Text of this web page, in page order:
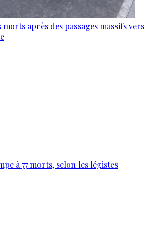
après des passages massifs vers
à 77 morts, selon les légistes